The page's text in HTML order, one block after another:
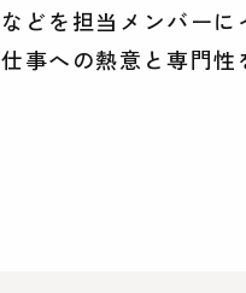
などを担当メンバーに
仕事への熱意と専門性